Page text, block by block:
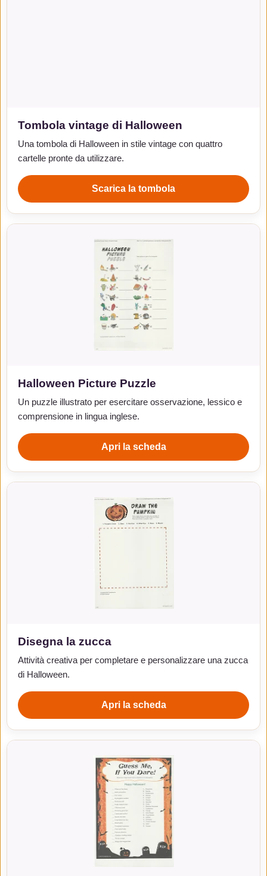
Tombola vintage di Halloween
Una tombola di Halloween in stile vintage con quattro
cartelle pronte da utilizzare.
Scarica la tombola
Halloween Picture Puzzle
Un puzzle illustrato per esercitare osservazione, lessico e
comprensione in lingua inglese.
Apri la scheda
Disegna la zucca
Attività creativa per completare e personalizzare una zucca
di Halloween.
Apri la scheda